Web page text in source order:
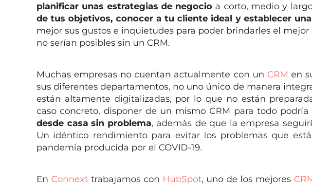
planificar unas estrategias de negocio a corto, medio y
de tus objetivos, conocer a tu cliente ideal y establecer
mejor sus gustos e inquietudes para poder brindarles el mejor
no serían posibles sin un CRM.
Muchas empresas no cuentan actualmente con un CRM en
sus diferentes departamentos, no uno único de manera
están altamente digitalizadas, por lo que no están
caso concreto, disponer de un mismo CRM para todo
desde casa sin problema, además de que la empresa
Un idéntico rendimiento para evitar los problemas que
pandemia producida por el COVID-19.
En Connext trabajamos con HubSpot, uno de los mejores